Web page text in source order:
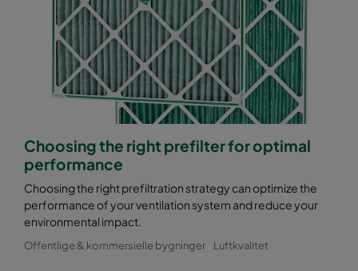
Choosing the right prefilter for optimal
performance
Choosing the right prefiltration strategy can optimize the
performance of your ventilation system and reduce your
environmental impact.
Offentlige & kommersielle bygninger Luftkvalitet